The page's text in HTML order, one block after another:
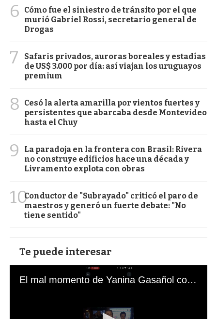
6
Cómo fue el siniestro de tránsito por el que
murió Gabriel Rossi, secretario general de
Drogas
7
Safaris privados, auroras boreales y estadías
de US$ 3.000 por día: así viajan los uruguayos
premium
8
Cesó la alerta amarilla por vientos fuertes y
persistentes que abarcaba desde Montevideo
hasta el Chuy
9
La paradoja en la frontera con Brasil: Rivera
no construye edificios hace una década y
Livramento explota con obras
10Conductor de "Subrayado" criticó el paro de
maestros y generó un fuerte debate: "No
tiene sentido"
Te puede interesar
El mal momento de Yanina Gasañol con un hincha argentino en "Subrayado"